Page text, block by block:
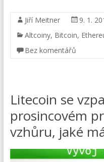
Jiří Meitner
9. 1.
Altcoiny, Bitcoin,
Bez komentářů
Litecoin se
prosincovém
vzhůru, jaké